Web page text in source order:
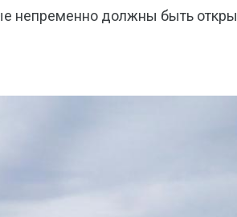
непременно должны быть